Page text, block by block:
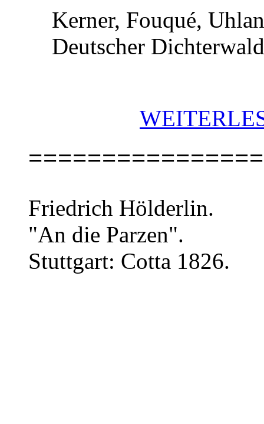
Kerner, Fouqué,
Deutscher
Friedrich Hölderlin.
"An die Parzen".
Stuttgart: Cotta 1826.